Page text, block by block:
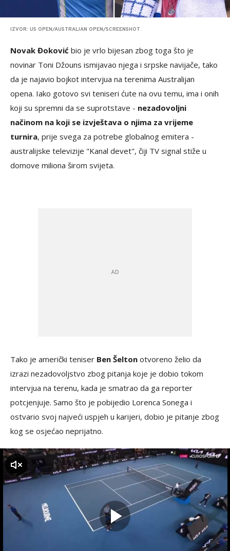
IZVOR: US OPEN/AUSTRALIAN OPEN/SCREENSHOT
Novak Đoković bio je vrlo bijesan zbog toga što je
novinar Toni Džouns ismijavao njega i srpske navijače, tako
da je najavio bojkot intervjua na terenima Australijan
opena. Iako gotovo svi teniseri ćute na ovu temu, ima i onih
koji su spremni da se suprotstave - nezadovoljni
načinom na koji se izvještava o njima za vrijeme
turnira, prije svega za potrebe globalnog emitera -
australijske televizije "Kanal devet", čiji TV signal stiže u
domove miliona širom svijeta.
Tako je američki teniser Ben Šelton otvoreno želio da
izrazi nezadovoljstvo zbog pitanja koje je dobio tokom
intervjua na terenu, kada je smatrao da ga reporter
potcjenjuje. Samo što je pobijedio Lorenca Sonega i
ostvario svoj najveći uspjeh u karijeri, dobio je pitanje zbog
kog se osjećao neprijatno.